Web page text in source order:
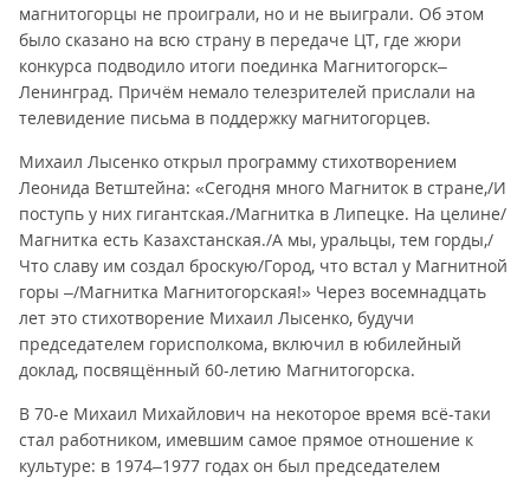
магнитогорцы не проиграли, но и не выиграли. Об этом
было сказано на всю страну в передаче ЦТ, где жюри
конкурса подводило итоги поединка Магнитогорск–
Ленинград. Причём немало телезрителей прислали на
телевидение письма в поддержку магнитогорцев.
Михаил Лысенко открыл программу стихотворением
Леонида Ветштейна: «Сегодня много Магниток в стране,/И
поступь у них гигантская./Магнитка в Липецке. На целине/
Магнитка есть Казахстанская./А мы, уральцы, тем горды,/
Что славу им создал броскую/Город, что встал у Магнитной
горы –/Магнитка Магнитогорская!» Через восемнадцать
лет это стихотворение Михаил Лысенко, будучи
председателем горисполкома, включил в юбилейный
доклад, посвящённый 60-летию Магнитогорска.
В 70-е Михаил Михайлович на некоторое время всё-таки
стал работником, имевшим самое прямое отношение к
культуре: в 1974–1977 годах он был председателем